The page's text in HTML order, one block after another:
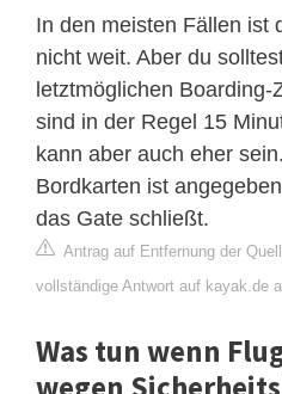
In den meisten Fällen ist
nicht weit. Aber du
letztmöglichen Boarding-
sind in der Regel 15
kann aber auch eher
Bordkarten ist
das Gate schließt.
Antrag auf Entfernung der
vollständige Antwort auf kayak.de
Was tun wenn
wegen